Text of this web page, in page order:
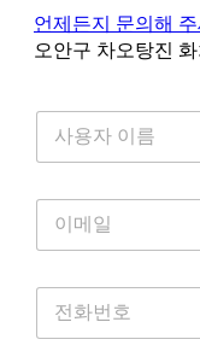
언제든지 문의해
오안구 차오탕진